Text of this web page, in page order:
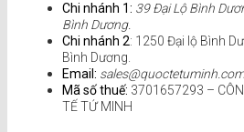
Chi nhánh 1: 39 Đại Lộ Bình
Bình Dương.
Chi nhánh 2: 1250 Đại lộ Bình
Bình Dương.
Email: sales@quoctetuminh.com
Mã số thuế: 3701657293 –
TẾ TỨ MINH